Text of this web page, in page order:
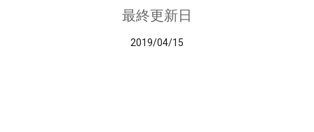
最終更新日
2019/04/15